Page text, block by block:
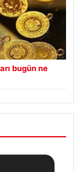
bugün ne